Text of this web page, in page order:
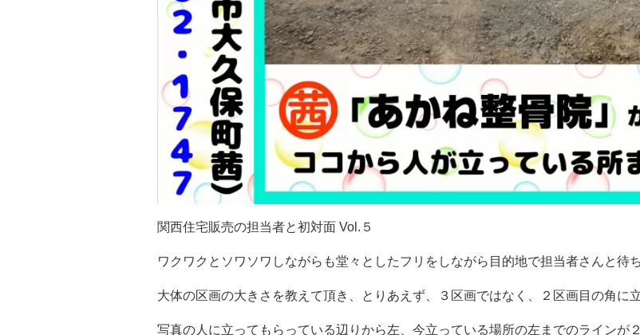
関西住宅販売の担当者と初対面 Vol.５
ワクワクとソワソワしながらも堂々としたフリをしながら目的地で担当者さんと待
大体の区画の大きさを教えて頂き、とりあえず、３区画ではなく、２区画目の角に
写真の人に立ってもらっている辺りから左、今立っている場所の左までのラインが